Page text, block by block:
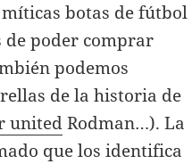
botas de fútbol
de poder comprar
podemos
de la historia de
unitedRodman…). La
que los identifica